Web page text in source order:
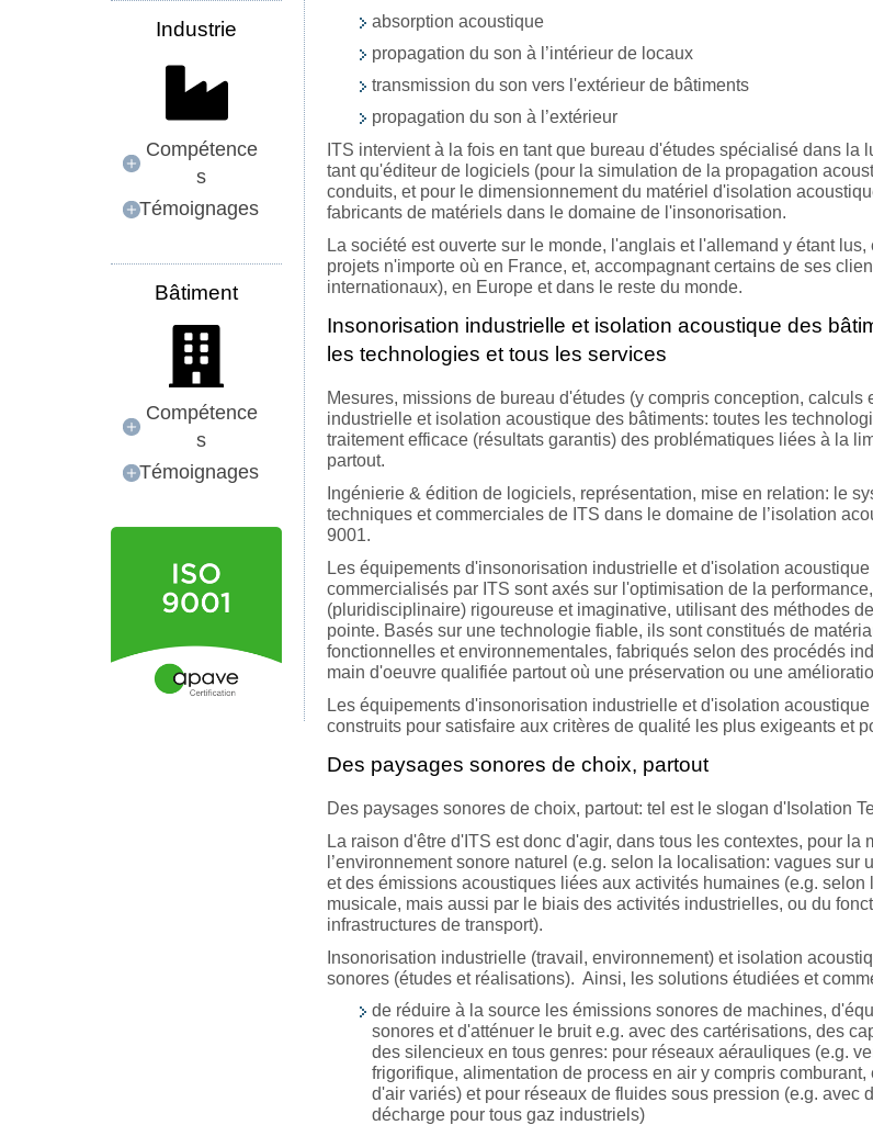
Industrie
Compétence
s
Témoignages
Bâtiment
Compétence
s
Témoignages
absorption acoustique
propagation du son à l’intérieur de locaux
transmission du son vers l'extérieur de bâtiments
propagation du son à l’extérieur
ITS intervient à la fois en tant que bureau d'études spécialisé dans
tant qu'éditeur de logiciels (pour la simulation de la propagation
conduits, et pour le dimensionnement du matériel d'isolation
fabricants de matériels dans le domaine de l'insonorisation.
La société est ouverte sur le monde, l'anglais et l'allemand y étant
projets n'importe où en France, et, accompagnant certains de ses
internationaux), en Europe et dans le reste du monde.
Insonorisation industrielle et isolation acoustique des
les technologies et tous les services
Mesures, missions de bureau d'études (y compris conception,
industrielle et isolation acoustique des bâtiments: toutes les
traitement efficace (résultats garantis) des problématiques liées à la
partout.
Ingénierie & édition de logiciels, représentation, mise en relation: le
techniques et commerciales de ITS dans le domaine de l’isolation
9001.
Les équipements d'insonorisation industrielle et d'isolation
commercialisés par ITS sont axés sur l'optimisation de la
(pluridisciplinaire) rigoureuse et imaginative, utilisant des méthodes
pointe. Basés sur une technologie fiable, ils sont constitués de
fonctionnelles et environnementales, fabriqués selon des procédés
main d'oeuvre qualifiée partout où une préservation ou une
Les équipements d'insonorisation industrielle et d'isolation
construits pour satisfaire aux critères de qualité les plus exigeants et
Des paysages sonores de choix, partout
Des paysages sonores de choix, partout: tel est le slogan d'Isolation
La raison d'être d'ITS est donc d'agir, dans tous les contextes, pour
l’environnement sonore naturel (e.g. selon la localisation: vagues
et des émissions acoustiques liées aux activités humaines (e.g.
musicale, mais aussi par le biais des activités industrielles, ou du
infrastructures de transport).
Insonorisation industrielle (travail, environnement) et isolation
sonores (études et réalisations). Ainsi, les solutions étudiées et
de réduire à la source les émissions sonores de machines,
sonores et d'atténuer le bruit e.g. avec des cartérisations, des
des silencieux en tous genres: pour réseaux aérauliques (e.g.
frigorifique, alimentation de process en air y compris
d'air variés) et pour réseaux de fluides sous pression (e.g.
décharge pour tous gaz industriels)